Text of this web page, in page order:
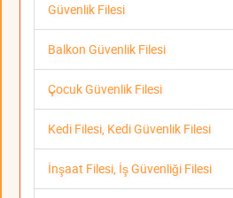
Güvenlik Filesi
Balkon Güvenlik Filesi
Çocuk Güvenlik Filesi
Kedi Filesi, Kedi Güvenlik Filesi
İnşaat Filesi, İş Güvenliği Filesi